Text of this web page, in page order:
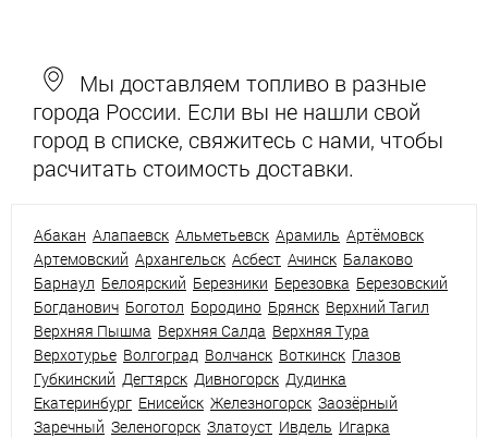
Мы доставляем топливо в разные
города России. Если вы не нашли свой
город в списке, свяжитесь с нами, чтобы
расчитать стоимость доставки.
Абакан Алапаевск Альметьевск Арамиль Артёмовск
Артемовский Архангельск Асбест Ачинск Балаково
Барнаул Белоярский Березники Березовка Березовский
Богданович Боготол Бородино Брянск Верхний Тагил
Верхняя Пышма Верхняя Салда Верхняя Тура
Верхотурье Волгоград Волчанск Воткинск Глазов
Губкинский Дегтярск Дивногорск Дудинка
Екатеринбург Енисейск Железногорск Заозёрный
Заречный Зеленогорск Златоуст Ивдель Игарка